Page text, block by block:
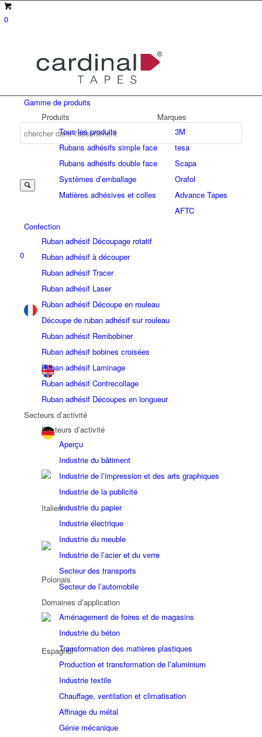
0
0
Gamme de produits
Produits
Tous les produits
Rubans adhésifs simple face
Rubans adhésifs double face
Systèmes d’emballage
Matières adhésives et colles
Marques
3M
tesa
Scapa
Orafol
Advance Tapes
AFTC
Confection
Ruban adhésif Découpage rotatif
Ruban adhésif à découper
Ruban adhésif Tracer
Ruban adhésif Laser
Ruban adhésif Découpe en rouleau
Découpe de ruban adhésif sur rouleau
Ruban adhésif Rembobiner
Ruban adhésif bobines croisées
Ruban adhésif Laminage
Ruban adhésif Contrecollage
Ruban adhésif Découpes en longueur
Secteurs d’activité
Secteurs d’activité
Aperçu
Industrie du bâtiment
Industrie de l’impression et des arts graphiques
Industrie de la publicité
Industrie du papier
Industrie électrique
Industrie du meuble
Industrie de l’acier et du verre
Secteur des transports
Secteur de l’automobile
Domaines d’application
Aménagement de foires et de magasins
Industrie du béton
Transformation des matières plastiques
Production et transformation de l’aluminium
Industrie textile
Chauffage, ventilation et climatisation
Affinage du métal
Génie mécanique